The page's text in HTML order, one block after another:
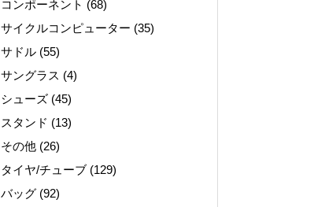
コンポーネント (68)
サイクルコンピューター (35)
サドル (55)
サングラス (4)
シューズ (45)
スタンド (13)
その他 (26)
タイヤ/チューブ (129)
バッグ (92)